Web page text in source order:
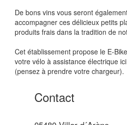
De bons vins vous seront
accompagner ces délicieux petits
produits frais dans la tradition de
Cet établissement propose le E-
votre vélo à assistance électrique
(pensez à prendre votre chargeur).
Contact